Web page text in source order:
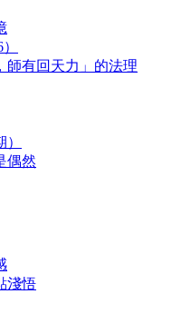
師有回天力」的法理
偶然
淺悟